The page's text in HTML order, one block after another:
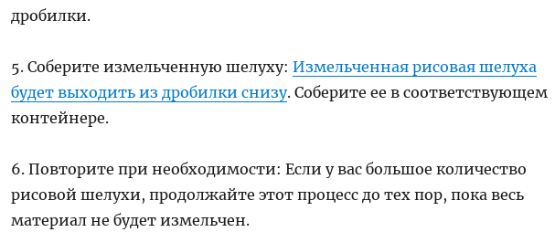
дробилки.
5. Соберите измельченную шелуху: Измельченная рисовая шелуха
будет выходить из дробилки снизу. Соберите ее в соответствующем
контейнере.
6. Повторите при необходимости: Если у вас большое количество
рисовой шелухи, продолжайте этот процесс до тех пор, пока весь
материал не будет измельчен.